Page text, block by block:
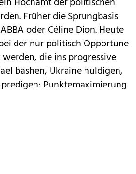
Früher die Sprungbasis
oder Céline Dion. Heute
der nur politisch Opportune
die ins progressive
bashen, Ukraine huldigen,
Punktemaximierung